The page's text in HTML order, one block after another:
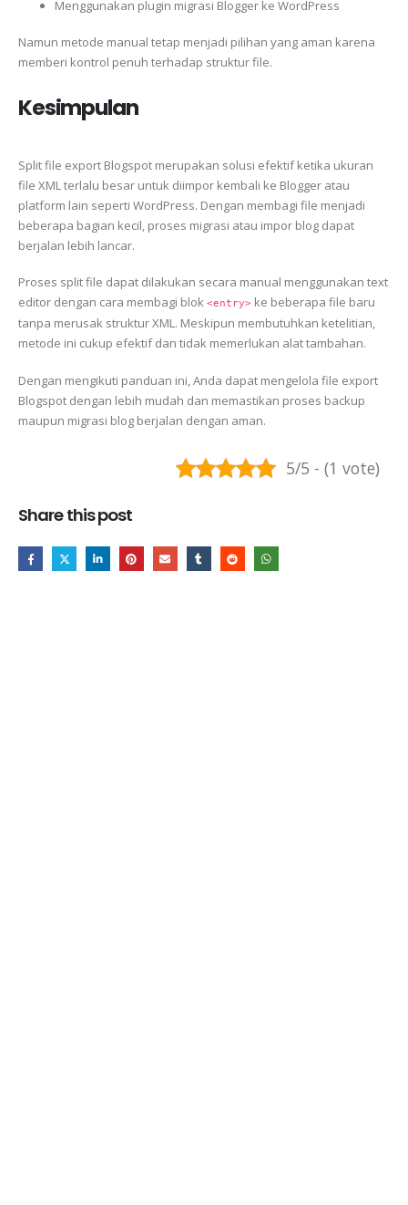
Menggunakan plugin migrasi Blogger ke WordPress
Namun metode manual tetap menjadi pilihan yang aman karena
memberi kontrol penuh terhadap struktur file.
Kesimpulan
Split file export Blogspot merupakan solusi efektif ketika ukuran
file XML terlalu besar untuk diimpor kembali ke Blogger atau
platform lain seperti WordPress. Dengan membagi file menjadi
beberapa bagian kecil, proses migrasi atau impor blog dapat
berjalan lebih lancar.
Proses split file dapat dilakukan secara manual menggunakan text
editor dengan cara membagi blok <entry> ke beberapa file baru
tanpa merusak struktur XML. Meskipun membutuhkan ketelitian,
metode ini cukup efektif dan tidak memerlukan alat tambahan.
Dengan mengikuti panduan ini, Anda dapat mengelola file export
Blogspot dengan lebih mudah dan memastikan proses backup
maupun migrasi blog berjalan dengan aman.
5/5 - (1 vote)
Share this post